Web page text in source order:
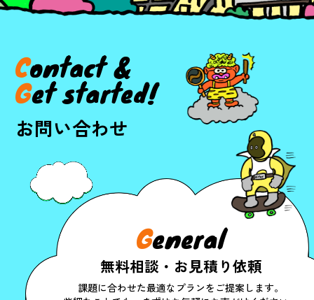
Contact &
Getstarted!
お問い合わせ
General
無料相談・お見積り依頼
課題に合わせた最適なプランをご提案します。